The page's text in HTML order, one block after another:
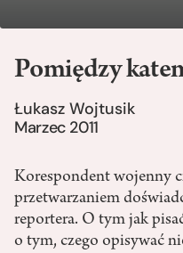
Pomiędzy
Łukasz Wojtusik
Marzec 2011
Korespondent wojenny
przetwarzaniem
reportera. O tym jak
o tym, czego opisywać